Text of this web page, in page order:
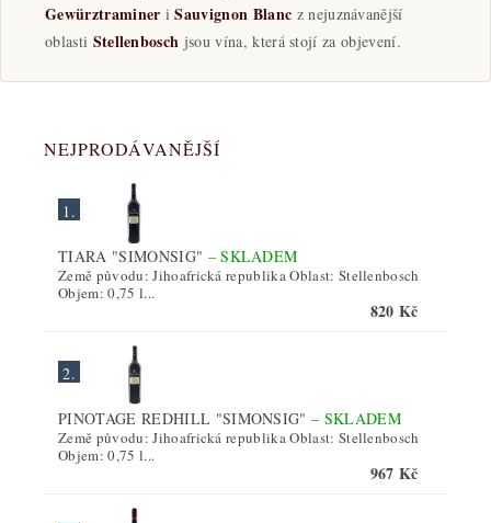
Gewürztraminer iSauvignon Blanc z nejuznávanější
oblasti Stellenbosch jsou vína, která stojí za objevení.
NEJPRODÁVANĚJŠÍ
1.
TIARA "SIMONSIG" –SKLADEM
Země původu: Jihoafrická republika Oblast: Stellenbosch
Objem: 0,75 l...
820 Kč
2.
PINOTAGE REDHILL "SIMONSIG"– SKLADEM
Země původu: Jihoafrická republika Oblast: Stellenbosch
Objem: 0,75 l...
967 Kč